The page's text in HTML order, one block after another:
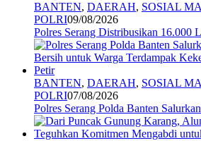
BANTEN, DAERAH, SOSIAL
POLRI09/08/2026
Polres Serang Distribusikan 16.000
BANTEN, DAERAH, SOSIAL
POLRI07/08/2026
Polres Serang Polda Banten